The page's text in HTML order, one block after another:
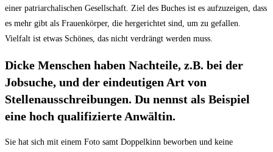
einer patriarchalischen Gesellschaft. Ziel des Buches ist es aufzuzeigen, dass
es mehr gibt als Frauenkörper, die hergerichtet sind, um zu gefallen.
Vielfalt ist etwas Schönes, das nicht verdrängt werden muss.
Dicke Menschen haben Nachteile, z.B. bei der
Jobsuche, und der eindeutigen Art von
Stellenausschreibungen. Du nennst als Beispiel
eine hoch qualifizierte Anwältin.
Sie hat sich mit einem Foto samt Doppelkinn beworben und keine